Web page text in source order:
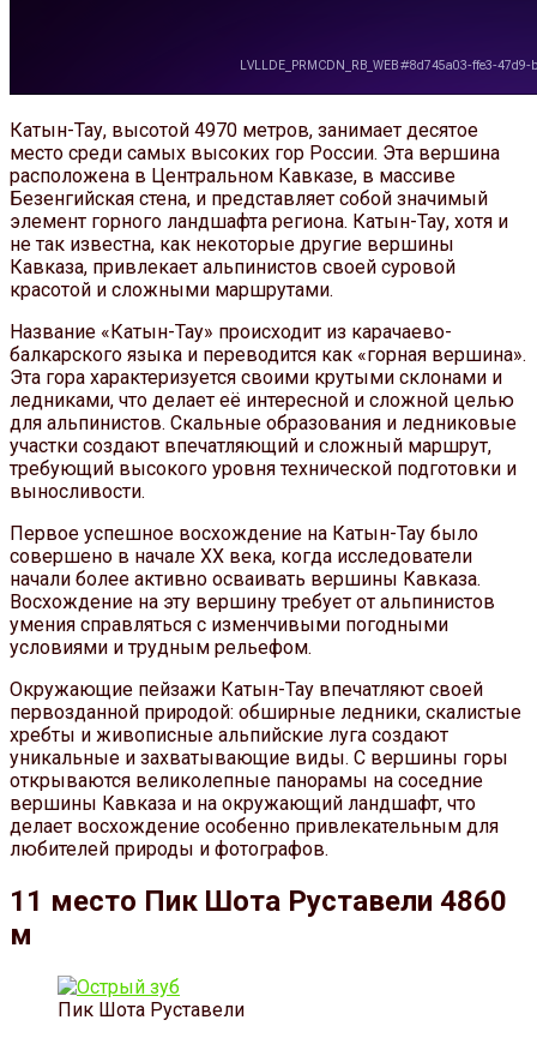
Катын-Тау, высотой 4970 метров, занимает десятое
место среди самых высоких гор России. Эта вершина
расположена в Центральном Кавказе, в массиве
Безенгийская стена, и представляет собой значимый
элемент горного ландшафта региона. Катын-Тау, хотя и
не так известна, как некоторые другие вершины
Кавказа, привлекает альпинистов своей суровой
красотой и сложными маршрутами.
Название «Катын-Тау» происходит из карачаево-
балкарского языка и переводится как «горная вершина».
Эта гора характеризуется своими крутыми склонами и
ледниками, что делает её интересной и сложной целью
для альпинистов. Скальные образования и ледниковые
участки создают впечатляющий и сложный маршрут,
требующий высокого уровня технической подготовки и
выносливости.
Первое успешное восхождение на Катын-Тау было
совершено в начале XX века, когда исследователи
начали более активно осваивать вершины Кавказа.
Восхождение на эту вершину требует от альпинистов
умения справляться с изменчивыми погодными
условиями и трудным рельефом.
Окружающие пейзажи Катын-Тау впечатляют своей
первозданной природой: обширные ледники, скалистые
хребты и живописные альпийские луга создают
уникальные и захватывающие виды. С вершины горы
открываются великолепные панорамы на соседние
вершины Кавказа и на окружающий ландшафт, что
делает восхождение особенно привлекательным для
любителей природы и фотографов.
11 место Пик Шота Руставели 4860
м
Пик Шота Руставели